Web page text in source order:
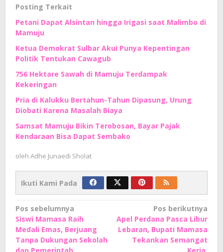
Posting Terkait
Petani Dapat Alsintan hingga Irigasi saat Malimbo di
Mamuju
Ketua Demokrat Sulbar Akui Punya Kepentingan
Politik Tentukan Cawagub
756 Hektare Sawah di Mamuju Terdampak
Kekeringan
Pria di Kalukku Bertahun-Tahun Dipasung, Urung
Diobati Karena Masalah Biaya
Samsat Mamuju Bikin Terobosan, Bayar Pajak
Kendaraan Bisa Dapat Sembako
oleh Adhe Junaedi Sholat
Ikuti Kami Pada
Navigasi
pos
Pos sebelumnya
Siswi Mamasa Raih
Medali Emas, Berjuang
Tanpa Dukungan Sekolah
Pos berikutnya
Apel Perdana Pasca Libur
Lebaran, Bupati Mamasa
Tekankan Semangat